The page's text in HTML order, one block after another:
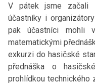
V pátek jsme začali
účastníky i
pak účastníci mohli
matematickými
exkurzi do hasičské
přednáška o
prohlídkou technického